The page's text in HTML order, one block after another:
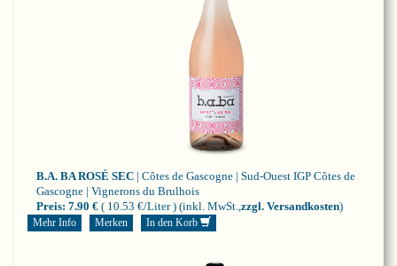
B.A. BA ROSÉ SEC | Côtes de Gascogne | Sud-Ouest IGP Côtes de
Gascogne | Vignerons du Brulhois
Preis: 7.90 € ( 10.53 €/Liter ) (inkl. MwSt.,zzgl. Versandkosten)
Mehr Info Merken In den Korb